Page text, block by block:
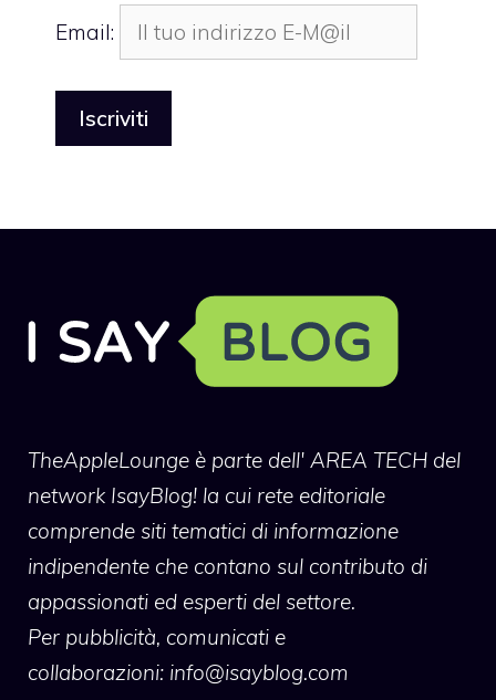
Email:
TheAppleLounge è parte dell' AREA TECH del
network IsayBlog! la cui rete editoriale
comprende siti tematici di informazione
indipendente che contano sul contributo di
appassionati ed esperti del settore.
Per pubblicità, comunicati e
collaborazioni: info@isayblog.com